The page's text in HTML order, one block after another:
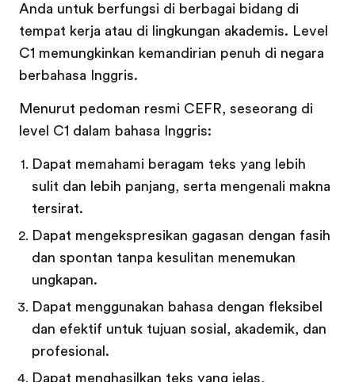
Anda untuk berfungsi di berbagai bidang di
tempat kerja atau di lingkungan akademis. Level
C1 memungkinkan kemandirian penuh di negara
berbahasa Inggris.
Menurut pedoman resmi CEFR, seseorang di
level C1 dalam bahasa Inggris:
Dapat memahami beragam teks yang lebih
sulit dan lebih panjang, serta mengenali makna
tersirat.
Dapat mengekspresikan gagasan dengan fasih
dan spontan tanpa kesulitan menemukan
ungkapan.
Dapat menggunakan bahasa dengan fleksibel
dan efektif untuk tujuan sosial, akademik, dan
profesional.
Dapat menghasilkan teks yang jelas,